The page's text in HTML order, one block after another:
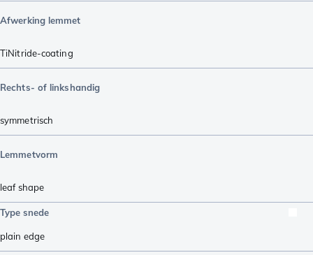
Afwerking lemmet
TiNitride-coating
Rechts- of linkshandig
symmetrisch
Lemmetvorm
leaf shape
Type snede
plain edge